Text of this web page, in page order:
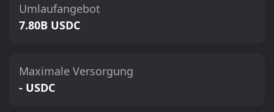
Umlaufangebot
7.80B USDC
Maximale Versorgung
- USDC